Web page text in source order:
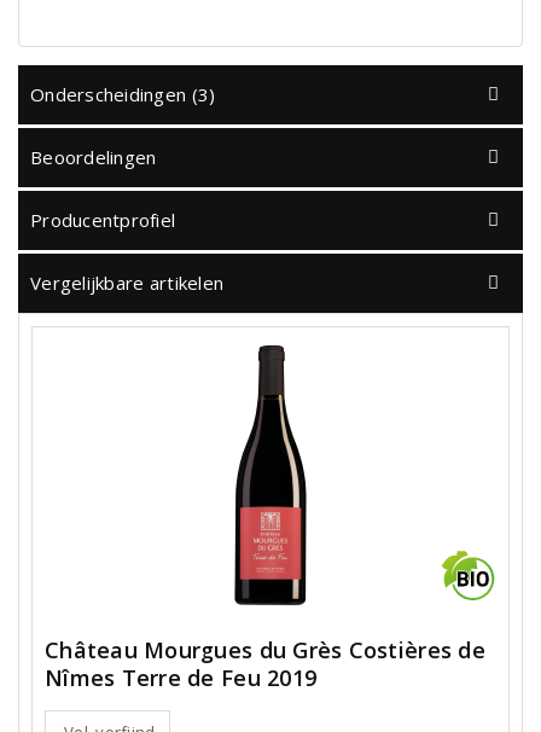
Onderscheidingen (3)
Beoordelingen
Producentprofiel
Vergelijkbare artikelen
Château Mourgues du Grès Costières de
Nîmes Terre de Feu 2019